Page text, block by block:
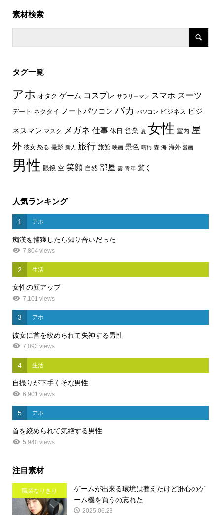
素材検索
タグ一覧
アホ オタク ゲーム コスプレ サラリーマン スマホ スーツ
デート ネクタイ ノートパソコン バカ パソコン ビジネス ビジ
ネスマン マスク メガネ 仕事 休日 営業 夏 女性 室内 屋
外 彼女 怒る 撮影 新人 旅行 旅館 映画 景色 晴れ 森 海 海外 漫画
男性 眼鏡 空 笑顔 自然 部屋 雲 青年 驚く
人気ランキング
1 アホ
痴漢を捕獲したら知り合いだった
7,804 views
2 生活
女性の顔アップ
7,101 views
3 アホ
彼女に首を絞められて失神する男性
7,093 views
4 生活
自撮りが下手くそな男性
6,901 views
5 アホ
首を絞められて気絶する男性
5,940 views
注目素材
職業なりきり
ゲームが出来る環境は整えたけど肝心のゲ
ーム機を買うの忘れた
2025.06.23